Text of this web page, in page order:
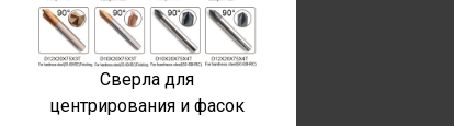
Сверла для
центрирования и фасок